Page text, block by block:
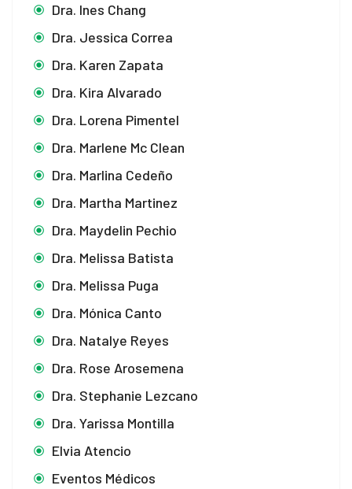
Dra. Ines Chang
Dra. Jessica Correa
Dra. Karen Zapata
Dra. Kira Alvarado
Dra. Lorena Pimentel
Dra. Marlene Mc Clean
Dra. Marlina Cedeño
Dra. Martha Martinez
Dra. Maydelin Pechio
Dra. Melissa Batista
Dra. Melissa Puga
Dra. Mónica Canto
Dra. Natalye Reyes
Dra. Rose Arosemena
Dra. Stephanie Lezcano
Dra. Yarissa Montilla
Elvia Atencio
Eventos Médicos